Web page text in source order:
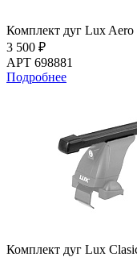
Комплект дуг Lux Aero
3 500 ₽
АРТ 698881
Подробнее
Комплект дуг Lux